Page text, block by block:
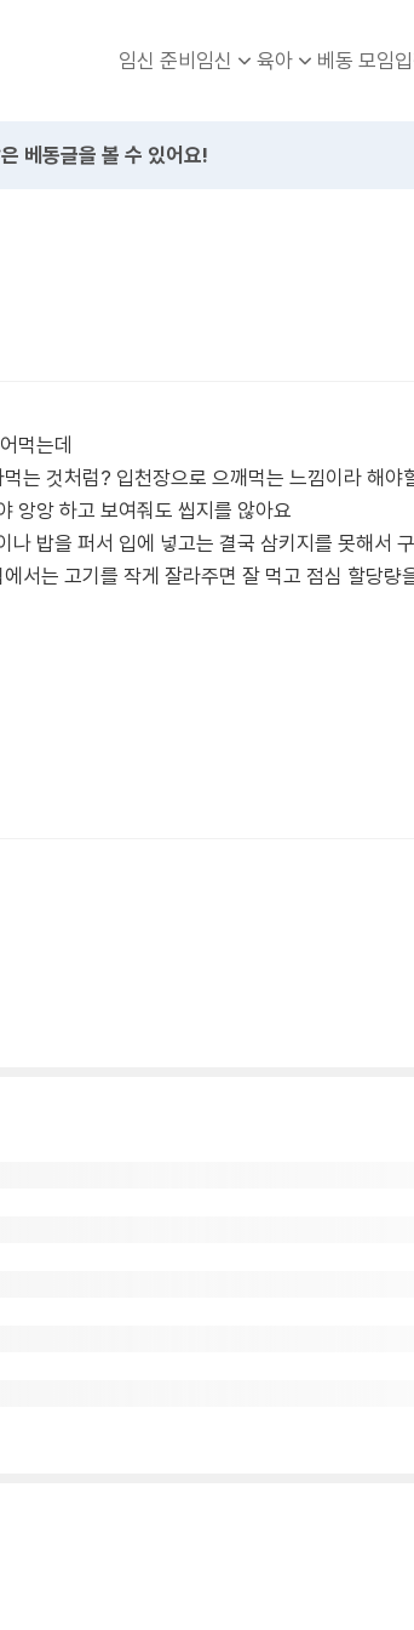
임신 준비임신 육아 베동 모임
베동글을 볼 수 있어요!
먹는데
는 것처럼? 입천장으로 으깨먹는 느낌이라 해야
앙앙 하고 보여줘도 씹지를 않아요
나 밥을 퍼서 입에 넣고는 결국 삼키지를 못해서
서는 고기를 작게 잘라주면 잘 먹고 점심 할당량